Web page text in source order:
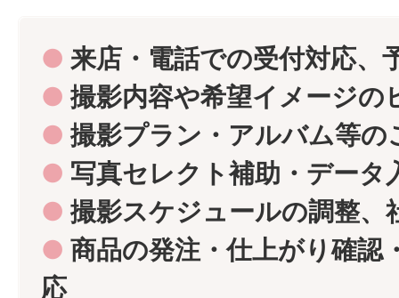
● 来店・電話での受付対応、
● 撮影内容や希望イメージの
● 撮影プラン・アルバム等の
● 写真セレクト補助・データ
● 撮影スケジュールの調整、
● 商品の発注・仕上がり確認
応